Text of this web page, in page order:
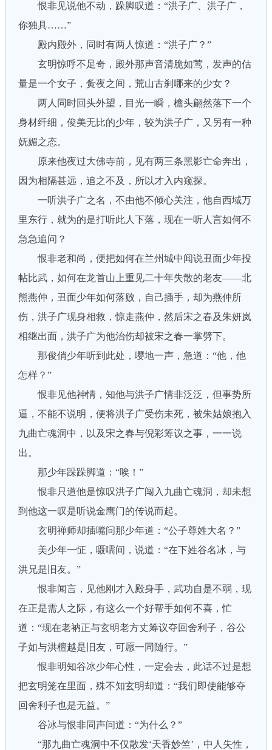
恨非见说他不动，跺脚叹道：“洪子广、洪子广，
你独具……”
殿内殿外，同时有两人惊道：“洪子广？”
玄明惊呼不足奇，殿外那声音清脆如莺，发声的估
量是一个女子，夤夜之间，荒山古刹哪来的少女？
两人同时回头外望，目光一瞬，檐头翩然落下一个
身材纤细，俊美无比的少年，较为洪子广，又另有一种
妩媚之态。
原来他夜过大佛寺前，见有两三条黑影亡命奔出，
因为相隔甚远，追之不及，所以才入内窥探。
一听洪子广之名，不由他不倾心关注，他自西域万
里东行，就为的是打听此人下落，现在一听人言如何不
急急追问？
恨非老和尚，便把如何在兰州城中闻说丑面少年投
帖比武，如何在龙首山上重见二十年失散的老友——北
熊燕仲，丑面少年如何落败，自己插手，却为燕仲所
伤，洪子广现身相救，惊走燕仲，然后宋之春及朱妍岚
相继出面，洪子广为他治伤却被宋之春一掌劈下。
那俊俏少年听到此处，嘤地一声，急道：“他，他
怎样？”
恨非见他神情，知他与洪子广情非泛泛，但事势所
逼，不能不说明，便将洪子广受伤未死，被朱姑娘抱入
九曲亡魂洞中，以及宋之春与倪彩筹议之事，一一说
出。
那少年跺跺脚道：“唉！”
恨非只道他是惊叹洪子广闯入九曲亡魂洞，却未想
到他这一叹是听说金鹰门的传说而起。
玄明禅师却插嘴问那少年道：“公子尊姓大名？”
美少年一怔，嗫嚅间，说道：“在下姓谷名冰，与
洪兄是旧友。”
恨非闻言，见他刚才入殿身手，武功自是不弱，现
在正是需人之际，有这么一个好帮手如何不喜，忙
道：“现在老衲正与玄明老方丈筹议夺回舍利子，谷公
子如与洪檀越是旧友，可愿一同随行。”
恨非明知谷冰少年心性，一定会去，此话不过是想
把玄明笼在里面，殊不知玄明却道：“我们即使能够夺
回舍利子也是无益。”
谷冰与恨非同声问道：“为什么？”
“那九曲亡魂洞中不仅散发‘天香妙竺’，中人失性，